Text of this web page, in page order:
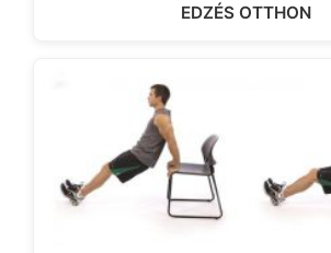
EDZÉS OTTHON